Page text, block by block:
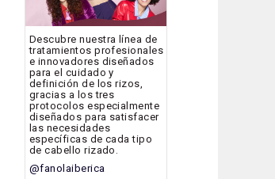
Descubre nuestra línea de
tratamientos profesionales
e innovadores diseñados
para el cuidado y
definición de los rizos,
gracias a los tres
protocolos especialmente
diseñados para satisfacer
las necesidades
específicas de cada tipo
de cabello rizado.
@fanolaiberica